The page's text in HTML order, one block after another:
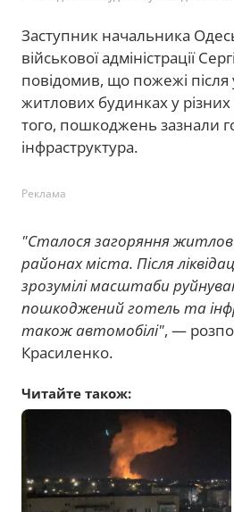
Заступник начальника
військової адміністрації
повідомив, що пожежі після
житлових будинках у різних
того, пошкоджень зазнали
інфраструктура.
Реклама
"Сталося загоряння
районах міста. Після
зрозумілі масштаби
пошкоджений готель та
також автомобілі", —
Красиленко.
Читайте також: